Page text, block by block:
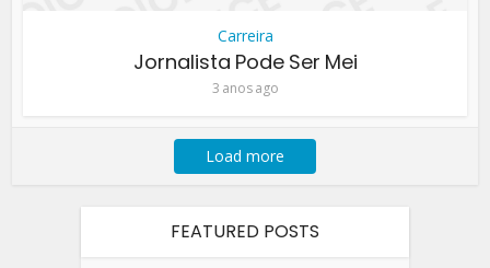
Carreira
Jornalista Pode Ser Mei
3 anos ago
Load more
FEATURED POSTS